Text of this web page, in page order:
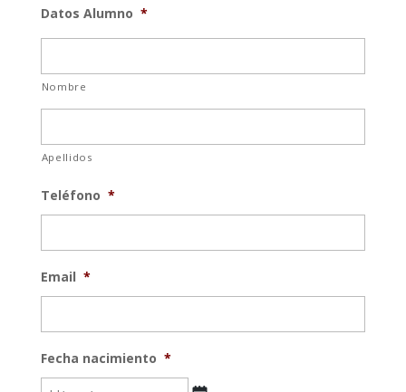
Datos Alumno *
Nombre
Apellidos
Teléfono *
Email *
Fecha nacimiento *